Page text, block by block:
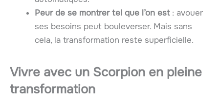
Peur de se montrer tel que l’on est: avouer
ses besoins peut bouleverser. Mais sans
cela, la transformation reste superficielle.
Vivre avec un Scorpion en pleine
transformation